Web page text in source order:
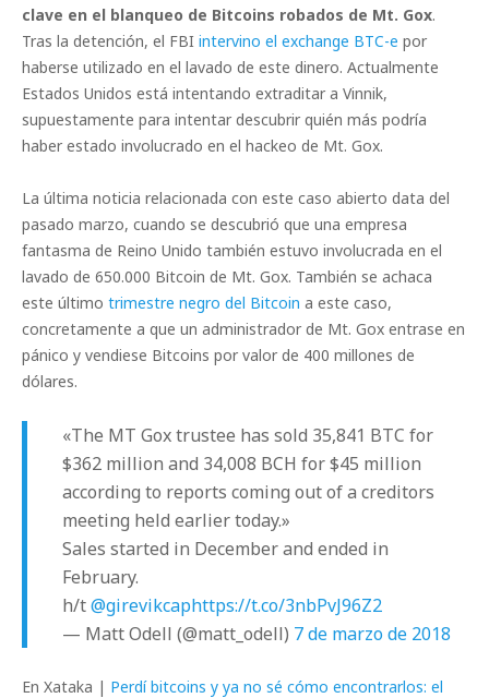
clave en el blanqueo de Bitcoins robados de Mt. Gox.
Tras la detención, el FBI intervino el exchange BTC-e por
haberse utilizado en el lavado de este dinero. Actualmente
Estados Unidos está intentando extraditar a Vinnik,
supuestamente para intentar descubrir quién más podría
haber estado involucrado en el hackeo de Mt. Gox.
La última noticia relacionada con este caso abierto data del
pasado marzo, cuando se descubrió que una empresa
fantasma de Reino Unido también estuvo involucrada en el
lavado de 650.000 Bitcoin de Mt. Gox. También se achaca
este último trimestre negro del Bitcoin a este caso,
concretamente a que un administrador de Mt. Gox entrase en
pánico y vendiese Bitcoins por valor de 400 millones de
dólares.
«The MT Gox trustee has sold 35,841 BTC for
$362 million and 34,008 BCH for $45 million
according to reports coming out of a creditors
meeting held earlier today.»
Sales started in December and ended in
February.
h/t@girevikcaphttps://t.co/3nbPvJ96Z2
— Matt Odell (@matt_odell) 7 de marzo de 2018
En Xataka | Perdí bitcoins y ya no sé cómo encontrarlos: el